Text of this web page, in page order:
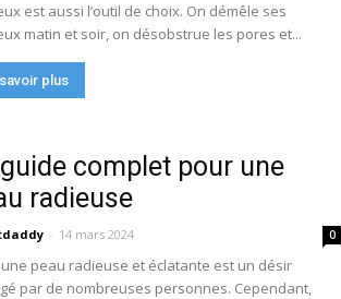
est aussi l’outil de choix. On démêle ses
matin et soir, on désobstrue les pores et...
plus
complet pour une
radieuse
- 14 mars 2024 0
peau radieuse et éclatante est un désir
par de nombreuses personnes. Cependant,